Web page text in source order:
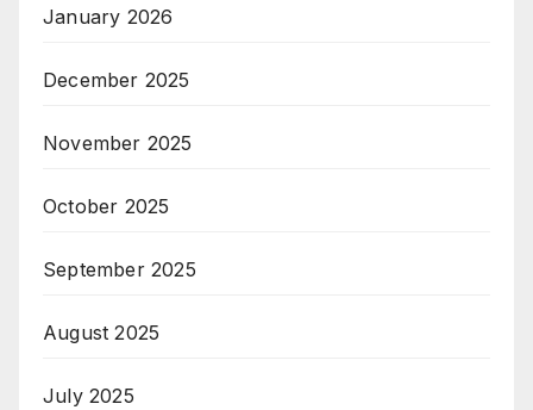
January 2026
December 2025
November 2025
October 2025
September 2025
August 2025
July 2025